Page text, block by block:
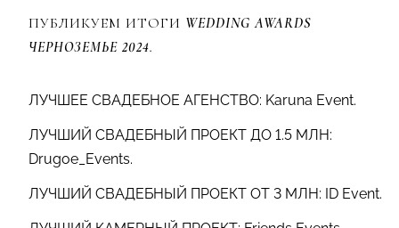
ПУБЛИКУЕМ ИТОГИ WEDDING AWARDS
ЧЕРНОЗЕМЬЕ 2024.
ЛУЧШЕЕ СВАДЕБНОЕ АГЕНСТВО: Karuna Event.
ЛУЧШИЙ СВАДЕБНЫЙ ПРОЕКТ ДО 1.5 МЛН:
Drugoe_Events.
ЛУЧШИЙ СВАДЕБНЫЙ ПРОЕКТ ОТ 3 МЛН: ID Event.